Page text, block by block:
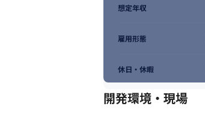
想定年収
雇用形態
休日・休暇
開発環境・現場